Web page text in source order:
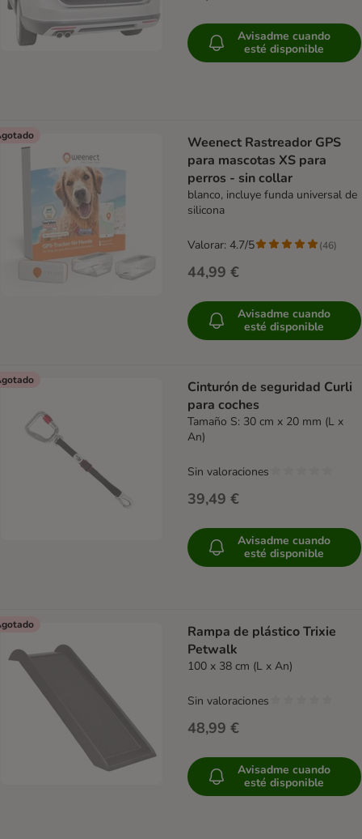
Avisadme cuando
esté disponible
Weenect Rastreador GPS
para mascotas XS para
perros - sin collar
blanco, incluye funda universal de
silicona
44,99 €
Valorar: 4.7/5 (46)
Avisadme cuando
esté disponible
Cinturón de seguridad Curli
para coches
Tamaño S: 30 cm x 20 mm (L x
An)
39,49 €
Sin valoraciones
Avisadme cuando
esté disponible
Rampa de plástico Trixie
Petwalk
100 x 38 cm (L x An)
48,99 €
Sin valoraciones
Avisadme cuando
esté disponible